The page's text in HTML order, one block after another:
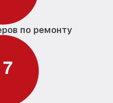
по ремонту
7